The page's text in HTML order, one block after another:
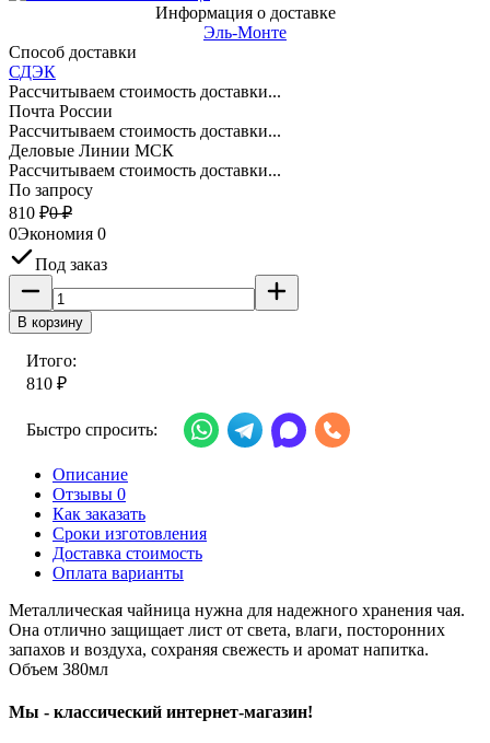
Информация о доставке
Эль-Монте
Способ доставки
СДЭК
Рассчитываем стоимость доставки...
Почта России
Рассчитываем стоимость доставки...
Деловые Линии МСК
Рассчитываем стоимость доставки...
По запросу
810 ₽0 ₽
0Экономия 0
Под заказ
В корзину
Итого:
810 ₽
Быстро спросить:
Описание
Отзывы 0
Как заказать
Сроки изготовления
Доставка стоимость
Оплата варианты
Металлическая чайница нужна для надежного хранения чая.
Она отлично защищает лист от света, влаги, посторонних
запахов и воздуха, сохраняя свежесть и аромат напитка.
Объем 380мл
Мы - классический интернет-магазин!